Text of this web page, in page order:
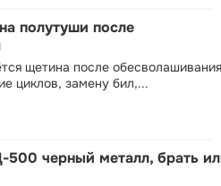
полутуши после
щетина после
циклов, замену бил,...
черный металл, брать